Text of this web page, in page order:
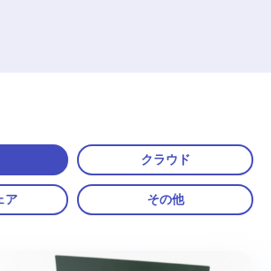
クラウド
ア その他